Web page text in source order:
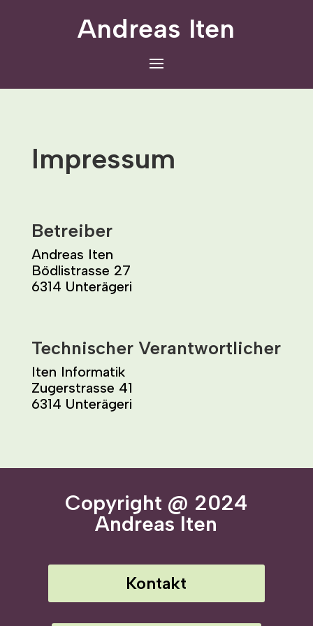
Andreas Iten
Impressum
Betreiber
Andreas Iten
Bödlistrasse 27
6314 Unterägeri
Technischer Verantwortlicher
Iten Informatik
Zugerstrasse 41
6314 Unterägeri
Copyright @ 2024
Andreas Iten
Kontakt